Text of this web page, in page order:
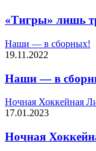
«Тигры» лишь
Наши — в сборных!
19.11.2022
Наши — в
Ночная Хоккейная
17.01.2023
Ночная